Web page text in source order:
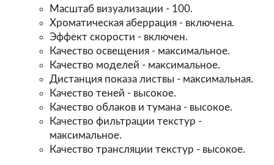
Масштаб визуализации - 100.
Хроматическая аберрация - включена.
Эффект скорости - включен.
Качество освещения - максимальное.
Качество моделей - максимальное.
Дистанция показа листвы - максимальная.
Качество теней - высокое.
Качество облаков и тумана - высокое.
Качество фильтрации текстур -
максимальное.
Качество трансляции текстур - высокое.